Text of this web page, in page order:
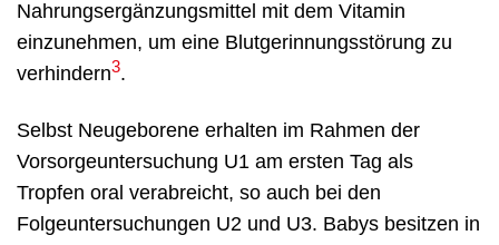
Nahrungsergänzungsmittel mit dem Vitamin
einzunehmen, um eine Blutgerinnungsstörung zu
verhindern3.
Selbst Neugeborene erhalten im Rahmen der
Vorsorgeuntersuchung U1 am ersten Tag als
Tropfen oral verabreicht, so auch bei den
Folgeuntersuchungen U2 und U3. Babys besitzen in